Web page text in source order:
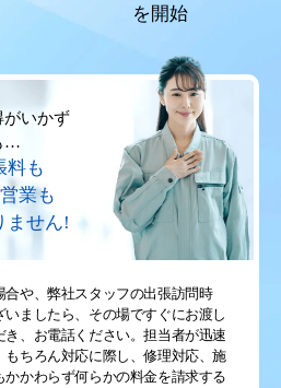
を開始
がいかず
…
料も
業も
ません!
や、弊社スタッフの出張訪問時
ましたら、その場ですぐにお渡し
、お電話ください。担当者が迅速
ちろん対応に際し、修理対応、施
かわらず何らかの料金を請求する